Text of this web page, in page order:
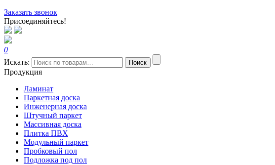
Заказать звонок
Присоединяйтесь!
0
Искать:
Поиск
Продукция
Ламинат
Паркетная доска
Инженерная доска
Штучный паркет
Массивная доска
Плитка ПВХ
Модульный паркет
Пробковый пол
Подложка под пол